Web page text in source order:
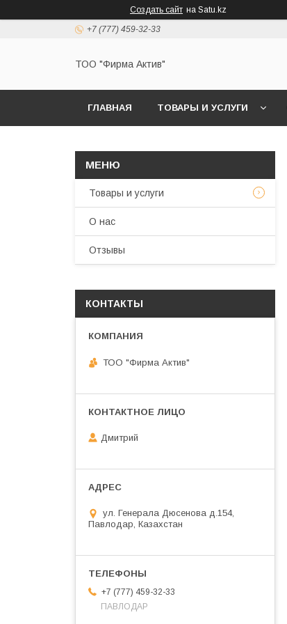
Создать сайт на Satu.kz
+7 (777) 459-32-33
ТОО "Фирма Актив"
ГЛАВНАЯ ТОВАРЫ И УСЛУГИ
Товары и услуги
О нас
Отзывы
КОНТАКТЫ
ТОО "Фирма Актив"
Дмитрий
ул. Генерала Дюсенова д.154,
Павлодар, Казахстан
+7 (777) 459-32-33
ПАВЛОДАР